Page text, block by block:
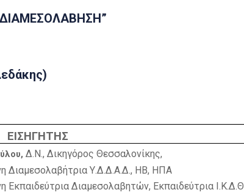
Δ.Ν., Δικηγόρος Θεσσαλονίκης,
Διαμεσολαβήτρια Υ.Δ.Δ.Α.Δ., ΗΒ, ΗΠΑ
Εκπαιδεύτρια Διαμεσολαβητών, Εκπαιδεύτρια Ι.Κ.Δ.Θ.